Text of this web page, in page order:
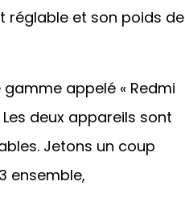
réglable et son poids de
appelé « Redmi
deux appareils sont
Jetons un coup
ensemble,